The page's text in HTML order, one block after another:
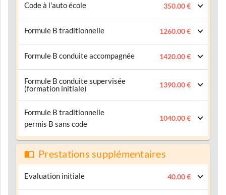
Code à l'auto école 350.00 €
Formule B traditionnelle 1260.00 €
Formule B conduite accompagnée 1420.00 €
Formule B conduite supervisée
(formation initiale)
1390.00 €
Formule B traditionnelle
permis B sans code
1040.00 €
Prestations supplémentaires
Evaluation initiale 40.00 €